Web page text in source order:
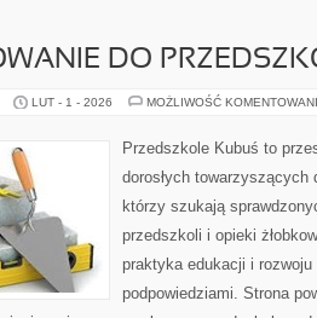
DO
LUT - 1 - 2026 MOŻLIWOŚĆ
Przedszkole Kubuś to
dorosłych
którzy szukają
przedszkoli i opieki
praktyka edukacji i
podpowiedziami. Strona